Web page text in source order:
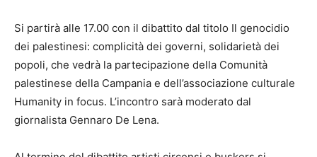
Si partirà alle 17.00 con il dibattito dal titolo Il genocidio
dei palestinesi: complicità dei governi, solidarietà dei
popoli, che vedrà la partecipazione della Comunità
palestinese della Campania e dell’associazione culturale
Humanity in focus. L’incontro sarà moderato dal
giornalista Gennaro De Lena.